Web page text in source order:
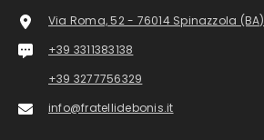
Via Roma, 52 - 76014 Spinazzola (BA)
+39 3311383138
+39 3277756329
info@fratellidebonis.it